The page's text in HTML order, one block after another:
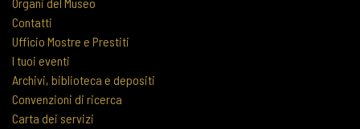
Organi del Museo
Contatti
Ufficio Mostre e Prestiti
I tuoi eventi
Archivi, biblioteca e depositi
Convenzioni di ricerca
Carta dei servizi